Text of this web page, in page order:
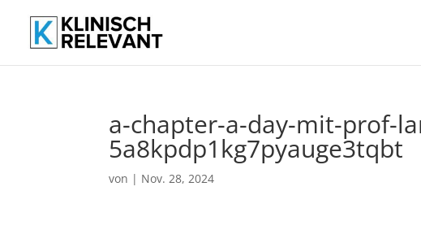
a-chapter-a-day-mit-prof-
5a8kpdp1kg7pyauge3tqbt
von | Nov. 28, 2024